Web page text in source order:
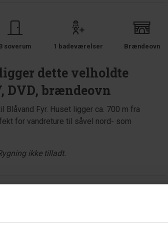
3 soverum 1 badeværelser Brændeovn
dette velholdte
DVD, brændeovn
Fyr. Huset ligger ca. 700 m fra
for vandreture til såvel nord- som
ikke tilladt.